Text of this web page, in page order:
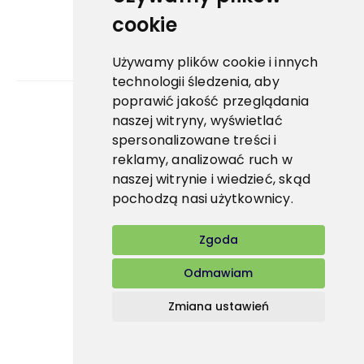
cookie
Używamy plików cookie i innych
technologii śledzenia, aby
poprawić jakość przeglądania
naszej witryny, wyświetlać
spersonalizowane treści i
reklamy, analizować ruch w
naszej witrynie i wiedzieć, skąd
pochodzą nasi użytkownicy.
Zgoda
Odmawiam
Zmiana ustawień
Bidfood Czech Republic s.r.o.